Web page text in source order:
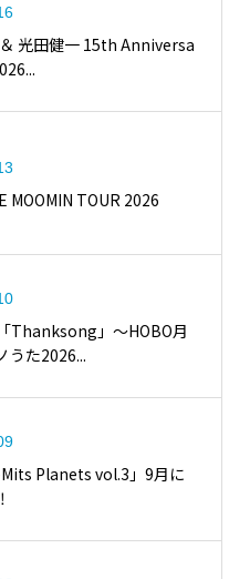
光田健一 15th Anniversa
MOOMIN TOUR 2026
Thanksong」〜HOBO月
うた2026...
Mits Planets vol.3」9月に